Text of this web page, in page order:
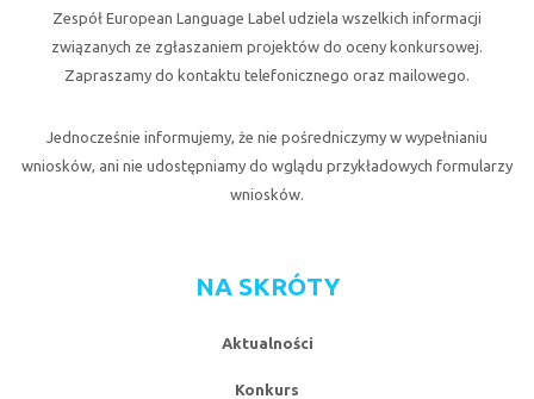
Zespół European Language Label udziela wszelkich informacji
związanych ze zgłaszaniem projektów do oceny konkursowej.
Zapraszamy do kontaktu telefonicznego oraz mailowego.
Jednocześnie informujemy, że nie pośredniczymy w wypełnianiu
wniosków, ani nie udostępniamy do wglądu przykładowych formularzy
wniosków.
NA SKRÓTY
Aktualności
Konkurs